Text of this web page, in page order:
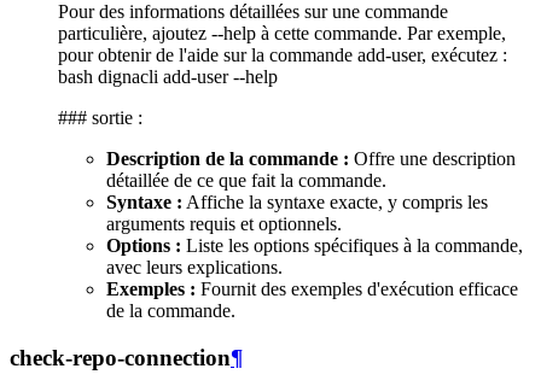
Pour des informations détaillées sur une commande
particulière, ajoutez --help à cette commande. Par exemple,
pour obtenir de l'aide sur la commande add-user, exécutez :
bash dignacli add-user --help
### sortie :
Description de la commande : Offre une description
détaillée de ce que fait la commande.
Syntaxe : Affiche la syntaxe exacte, y compris les
arguments requis et optionnels.
Options : Liste les options spécifiques à la commande,
avec leurs explications.
Exemples : Fournit des exemples d'exécution efficace
de la commande.
check-repo-connection¶